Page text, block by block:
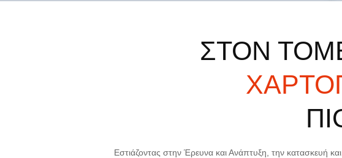
ΣΤΟΝ
Εστιάζοντας στην Έρευνα και Ανάπτυξη, την κατασκευή